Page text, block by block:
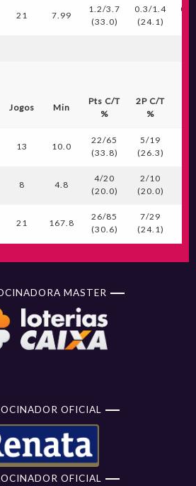
21 7.99
1.2/3.7
(33.0)
0.3/1.4
(24.1)
Jogos Min
Pts C/T
%
2P C/T
%
13 10.0
22/65
(33.8)
5/19
(26.3)
8 4.8
4/20
(20.0)
2/10
(20.0)
21 167.8
26/85
(30.6)
7/29
(24.1)
MASTER
OFICIAL
OFICIAL